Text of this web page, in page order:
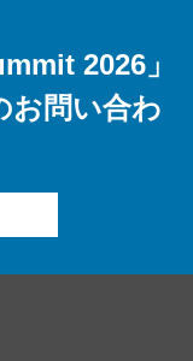
個人情報の利用目
。
。
番地2 KDX札幌ビル
2026」
お問い合わ